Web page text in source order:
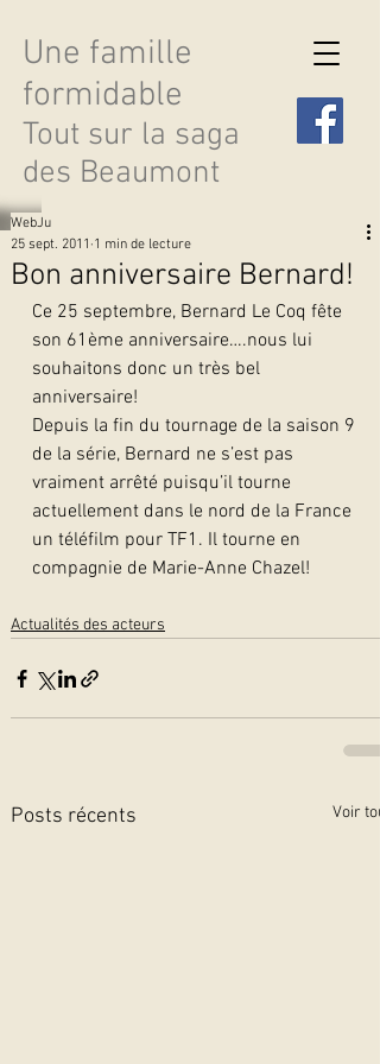
Une famille
formidable
Tout sur la saga
des Beaumont
Découvrir les saisons
Bon anniversaire Bernard!
WebJu
25 sept. 2011 1 min de lecture
Ce 25 septembre, Bernard Le Coq fête
son 61ème anniversaire….nous lui
souhaitons donc un très bel
anniversaire!
Depuis la fin du tournage de la saison 9
de la série, Bernard ne s’est pas
vraiment arrêté puisqu’il tourne
actuellement dans le nord de la France
un téléfilm pour TF1. Il tourne en
compagnie de Marie-Anne Chazel!
Actualités des acteurs
Posts récents Voir tout